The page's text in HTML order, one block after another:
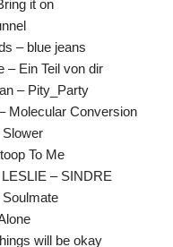
it on
– blue jeans
– Ein Teil von dir
– Pity_Party
Molecular Conversion
To Me
– SINDRE
Soulmate
will be okay